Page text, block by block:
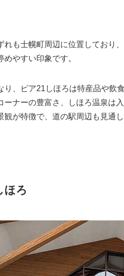
れも士幌町周辺に位置しており
やすい印象です。
り、ピア21しほろは特産品や飲
ーナーの豊富さ、しほろ温泉は
観が特徴で、道の駅周辺も見通
ほろ